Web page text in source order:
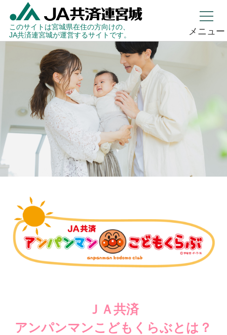
このサイトは宮城県在住の方向けの、
JA共済連宮城が運営するサイトです。
メニュー
ＪＡ共済
アンパンマンこどもくらぶとは？